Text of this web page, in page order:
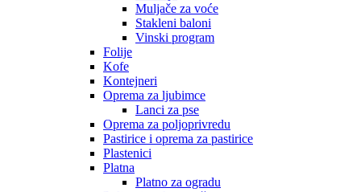
Muljače za voće
Stakleni baloni
Vinski program
Folije
Kofe
Kontejneri
Oprema za ljubimce
Lanci za pse
Oprema za poljoprivredu
Pastirice i oprema za pastirice
Plastenici
Platna
Platno za ogradu